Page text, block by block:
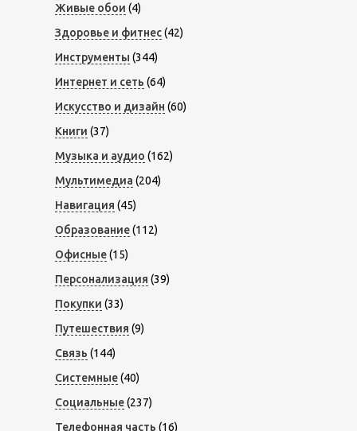
Живые обои (4)
Здоровье и фитнес(42)
Инструменты (344)
Интернет и сеть (64)
Искусство и дизайн (60)
Книги (37)
Музыка и аудио (162)
Мультимедиа (204)
Навигация (45)
Образование(112)
Офисные(15)
Персонализация (39)
Покупки (33)
Путешествия (9)
Связь (144)
Системные(40)
Социальные(237)
Телефонная часть (16)